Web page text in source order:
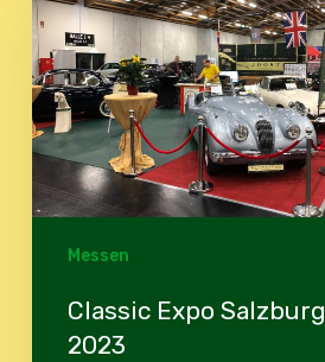
2023
Messen
Classic Expo Salzburg
2023